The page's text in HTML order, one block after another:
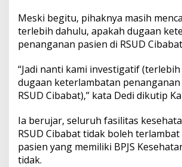
k
b
t
T
e
r
a
m
b
a
Meski begitu, pihaknya masih
terlebih dahulu, apakah dugaan
penanganan pasien di RSUD
“Jadi nanti kami investigatif
dugaan keterlambatan penanganan
RSUD Cibabat),” kata Dedi dikutip
Ia berujar, seluruh fasilitas
RSUD Cibabat tidak boleh
pasien yang memiliki BPJS
tidak.